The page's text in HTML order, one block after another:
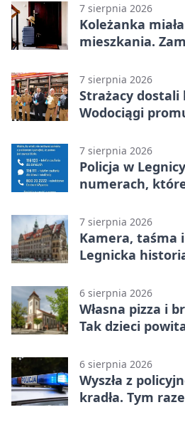
7 sierpnia 2026
Koleżanka
mieszkania.
7 sierpnia 2026
Strażacy dostali
Wodociągi
7 sierpnia 2026
Policja w
numerach,
7 sierpnia 2026
Kamera, taśma
Legnicka
6 sierpnia 2026
Własna pizza i
Tak dzieci
6 sierpnia 2026
Wyszła z
kradła. Tym